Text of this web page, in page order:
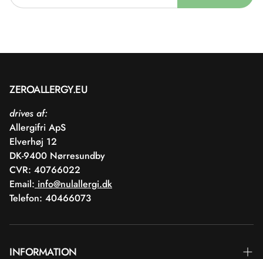
ZEROALLERGY.EU
drives af:
Allergifri ApS
Elverhøj 12
DK-9400 Nørresundby
CVR: 40766022
Email: info@nulallergi.dk
Telefon: 40466073
INFORMATION